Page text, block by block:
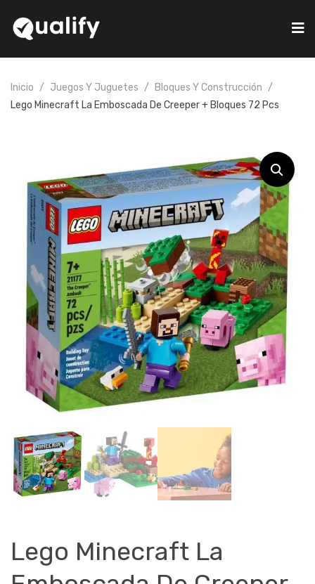
Inicio Juegos Y Juguetes
Bloques Y Construcción
Lego Minecraft La Emboscada De Creeper + Bloques 72 Pcs
Lego Minecraft La